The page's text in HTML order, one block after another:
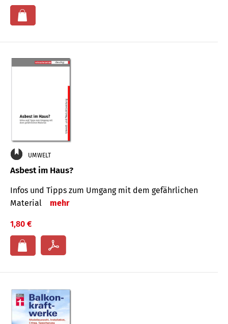
UMWELT
Asbest im Haus?
Infos und Tipps zum Um­gang mit dem ge­fähr­lichen
Mate­rial
mehr
1,80 €